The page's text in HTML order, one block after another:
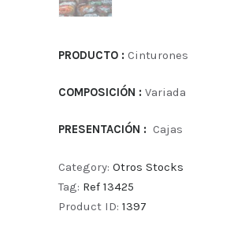
PRODUCTO : Cinturones
COMPOSICIÓN : Variada
PRESENTACIÓN : Cajas
Category: Otros Stocks
Tag: Ref 13425
Product ID: 1397